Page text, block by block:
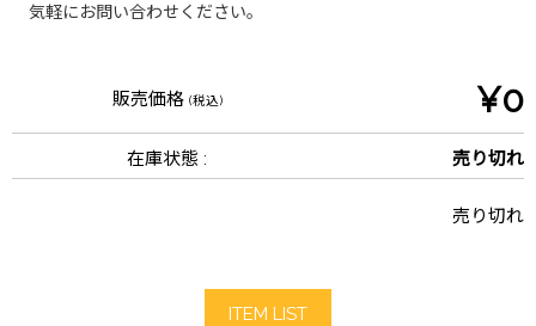
気軽にお問い合わせください。
販売価格 (税込) ¥0
在庫状態 : 売り切れ
売り切れ
ITEM LIST